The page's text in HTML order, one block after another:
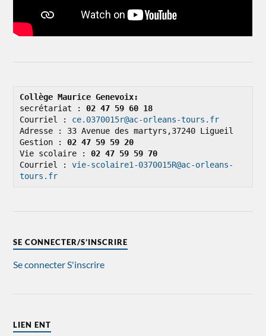
Collège Maurice Genevoix:
secrétariat : 02 47 59 60 18
Courriel : ce.0370015r@ac-orleans-tours.fr
Adresse : 33 Avenue des martyrs,37240 Ligueil
Gestion : 02 47 59 59 20
Vie scolaire : 02 47 59 59 70
Courriel : vie-scolaire1-0370015R@ac-orleans-
tours.fr
SE CONNECTER/S’INSCRIRE
Se connecterS'inscrire
LIEN ENT